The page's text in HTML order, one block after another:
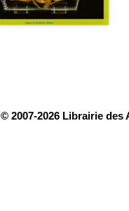
© 2007-2026 Librairie des